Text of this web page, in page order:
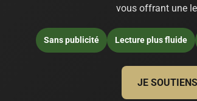
vous offrant une
Sans publicité Lecture plus fluide
JE